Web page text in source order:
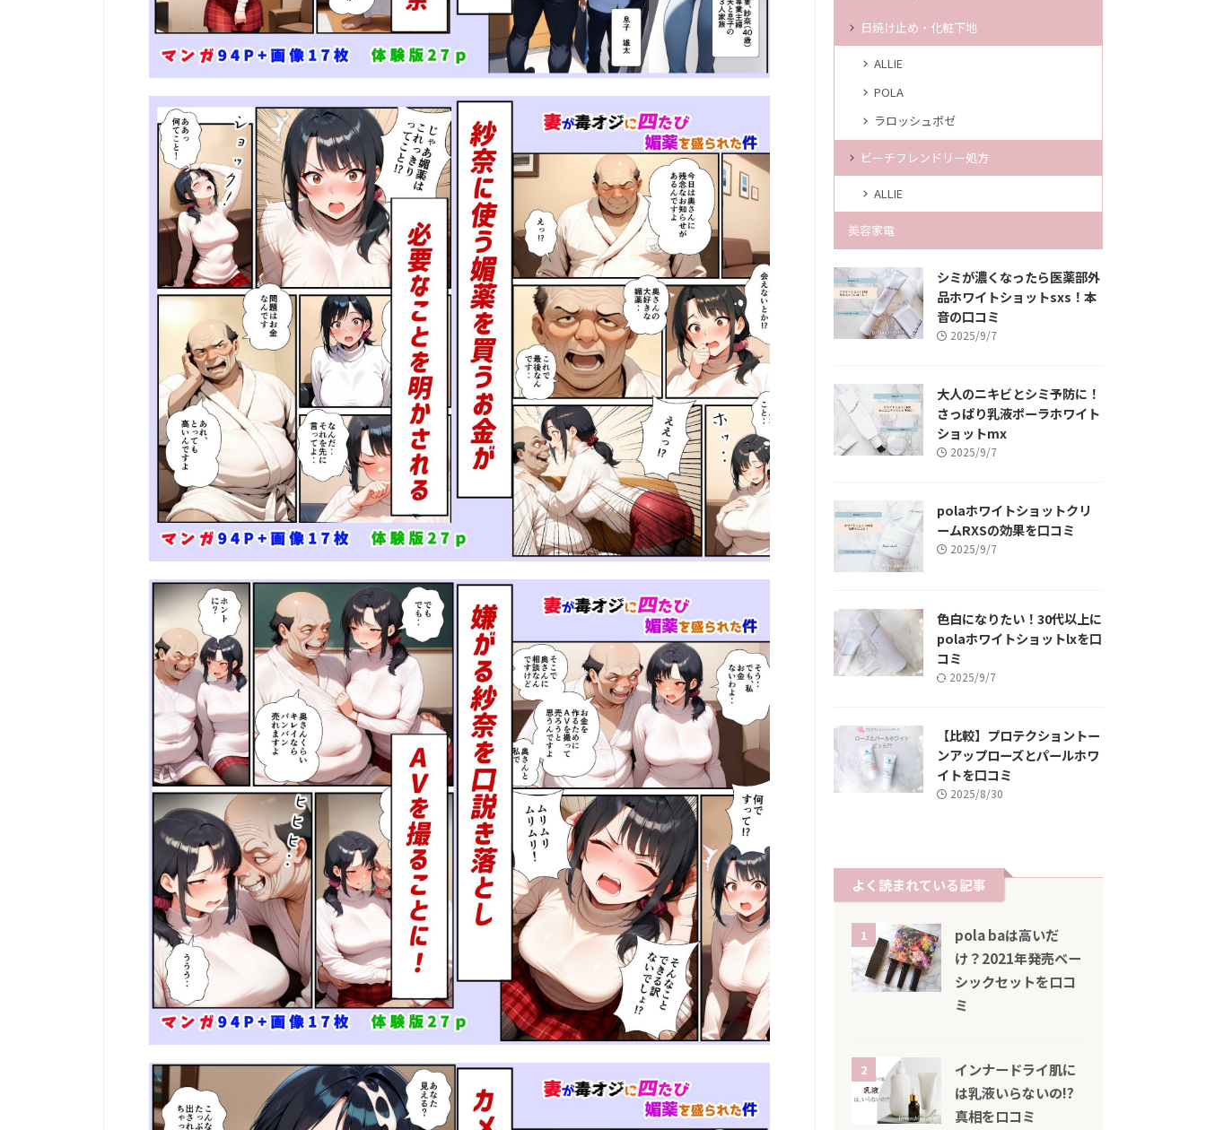
日焼け止め・化粧下地
ALLIE
POLA
ラロッシュポゼ
ビーチフレンドリー処方
ALLIE
美容家電
シミが濃くなったら医薬部外
品ホワイトショットsxs！本
音の口コミ
2025/9/7
大人のニキビとシミ予防に！
さっぱり乳液ポーラホワイト
ショットmx
2025/9/7
polaホワイトショットクリ
ームRXSの効果を口コミ
2025/9/7
色白になりたい！30代以上に
polaホワイトショットlxを口
コミ
2025/9/7
【比較】プロテクショントー
ンアップローズとパールホワ
イトを口コミ
2025/8/30
よく読まれている記事
1
pola baは高いだ
け？2021年発売ベー
シックセットを口コ
ミ
2
インナードライ肌に
は乳液いらないの!?
真相を口コミ